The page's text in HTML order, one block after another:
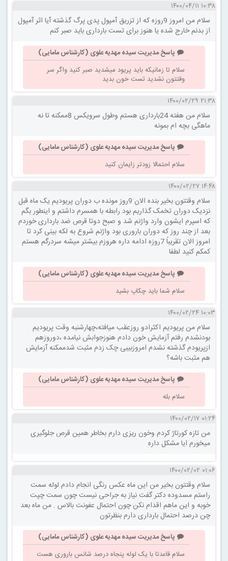
۱۰:۳۸ ۱۴۰۰/۰۴/۱۱
سلام من امروز 9روزه که از تزریق آمپول پدی پرگ گذشته آیا اثر آمپول
از بدنم خارج شده یا هنوز برای تست بارداری باید صبر کنم
پاسخ مدیریت سیده مهدیه علوی (کارشناس مامایی)
سلام تا زمانیکه باید پریود میشدید صبر کنید واگر سر
وقتتون نشدید تست خون بدید
۲۱:۳۸ ۱۴۰۰/۰۲/۲۹
سلام من هفته 24بارداری هستم وطول سرویکس 8ممکنه تا نه
ماهگی بچه ام بمونه
پاسخ مدیریت سیده مهدیه علوی (کارشناس مامایی)
سلام احتمالا زودتر زایمان کنید
۱۴:۴۸ ۱۴۰۰/۰۲/۲۷
سلام وقتتون بخیر بنده الان 9روز مونده ب دوران پریودیم یک ماه قبل
نزدیک دوران تخمک گذاریم بود رابطه با همسرم داشتم و اینطور بگم
که اسپرم ایشون وارد واژنم شد و صبح دوتا قرص ضد بارداری خوردم
بعد از چند روز که دوران باروری بود واژنم شروع به لکه بینی کرد تا
امروز الان تقریباً 7روزه ادامه داره هروزم بیشتر میشه سردرگم هستم
کمکم کنید لطفا
پاسخ مدیریت سیده مهدیه علوی (کارشناس مامایی)
سلام شما باید چکاپ بشید
۱۰:۰۳ ۱۴۰۰/۰۲/۲۴
سلام من پریودیم اکثرادو روزعقب میافته،چهارشنبه وقت پریودیم
بودنشدم رفتم آزمایش خون دادم هنوزجوابش نیامده ،دوروزهم
ازپریودم گذشته نشدم امروزبیبی چک زدم مثبت شدممکنه آزمایش
هم مثبت باشه؟
پاسخ مدیریت سیده مهدیه علوی (کارشناس مامایی)
سلام بله
۰۱:۲۴ ۱۴۰۰/۰۲/۱۷
من تازه کورتاژ کردم وخون ریزی دارم بخاطر همین قرص جلوگیری
میخورم ایا مشکل داره
۰۱:۰۶ ۱۴۰۰/۰۲/۰۲
سلام وقتتون بخیر من این ماه عکس رنگی انجام دادم لوله سمت
راستم مسدوده دکتر گفت نیاز به جراحی نیست چون سمت چپت
خوبه و این ماهم اقدام نکن چون احتمال عفونت بالاس . من ماه بعد
چن درصد احتمال بارداری دارم بنظرتون
پاسخ مدیریت سیده مهدیه علوی (کارشناس مامایی)
سلام قاعدتا با یک لوله پنجاه درصد شانس باروری هست